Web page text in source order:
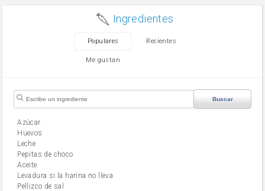
Ingredientes
Populares Recientes
Me gustan
Buscar
Azúcar
huevos
leche
Pepitas de choco
aceite
Levadura si la harina no lleva
Pellizco de sal